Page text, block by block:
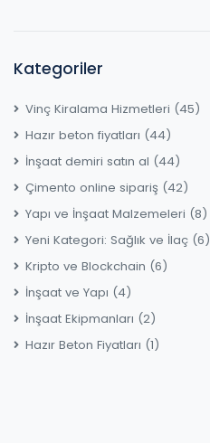
Kategoriler
Vinç Kiralama Hizmetleri (45)
Hazır beton fiyatları (44)
İnşaat demiri satın al (44)
Çimento online sipariş (42)
Yapı ve İnşaat Malzemeleri (8)
Yeni Kategori: Sağlık ve İlaç (6)
Kripto ve Blockchain (6)
İnşaat ve Yapı (4)
İnşaat Ekipmanları (2)
Hazır Beton Fiyatları (1)